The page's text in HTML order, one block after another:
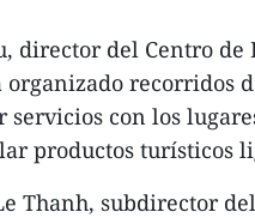
director del Centro
recorridos
servicios con los
productos turísticos
Thanh, subdirector